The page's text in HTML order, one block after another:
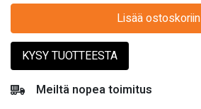
Lisää ostoskoriin
KYSY TUOTTEESTA
Meiltä nopea toimitus